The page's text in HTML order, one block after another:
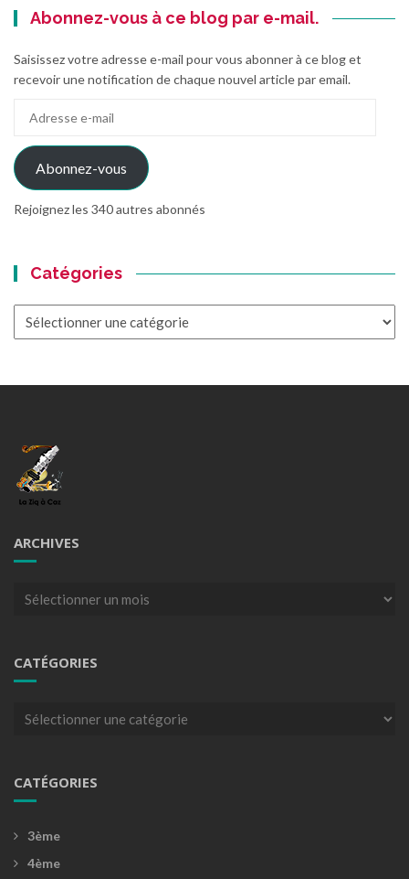
Abonnez-vous à ce blog par e-mail.
Saisissez votre adresse e-mail pour vous abonner à ce blog et
recevoir une notification de chaque nouvel article par email.
mail
Abonnez-vous
Rejoignez les 340 autres abonnés
Catégories
ARCHIVES
Archives
CATÉGORIES
Catégories
CATÉGORIES
3ème
4ème